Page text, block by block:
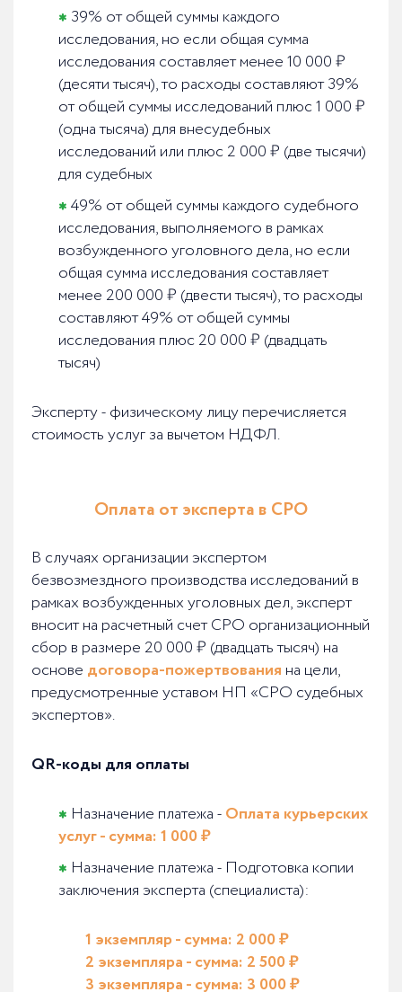
39% от общей суммы каждого
исследования, но если общая сумма
исследования составляет менее 10 000 ₽
(десяти тысяч), то расходы составляют 39%
от общей суммы исследований плюс 1 000 ₽
(одна тысяча) для внесудебных
исследований или плюс 2 000 ₽ (две тысячи)
для судебных
49% от общей суммы каждого судебного
исследования, выполняемого в рамках
возбужденного уголовного дела, но если
общая сумма исследования составляет
менее 200 000 ₽ (двести тысяч), то расходы
составляют 49% от общей суммы
исследования плюс 20 000 ₽ (двадцать
тысяч)
Эксперту - физическому лицу перечисляется
стоимость услуг за вычетом НДФЛ.
Оплата от эксперта в СРО
В случаях организации экспертом
безвозмездного производства исследований в
рамках возбужденных уголовных дел, эксперт
вносит на расчетный счет СРО организационный
сбор в размере 20 000 ₽ (двадцать тысяч) на
основе договора-пожертвования на цели,
предусмотренные уставом НП «СРО судебных
экспертов».
QR-коды для оплаты
Назначение платежа -Оплата курьерских
услуг - сумма: 1 000 ₽
Назначение платежа - Подготовка копии
заключения эксперта (специалиста):
1 экземпляр - сумма: 2 000 ₽
2 экземпляра - сумма: 2 500 ₽
3 экземпляра - сумма: 3 000 ₽